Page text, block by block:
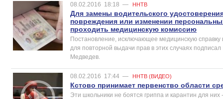
08.02.2016 18:18 — ННТВ
Для замены водительского
повреждения или изменении
проходить медицинскую комиссию
Постановление, исключающее медицинскую справку
для повторной выдачи прав в этих случаях
Медведев.
08.02.2016 17:44 — ННТВ (ВИДЕО)
Кстово принимает первенство области
Эти школьники не боятся гриппа и карантин для них